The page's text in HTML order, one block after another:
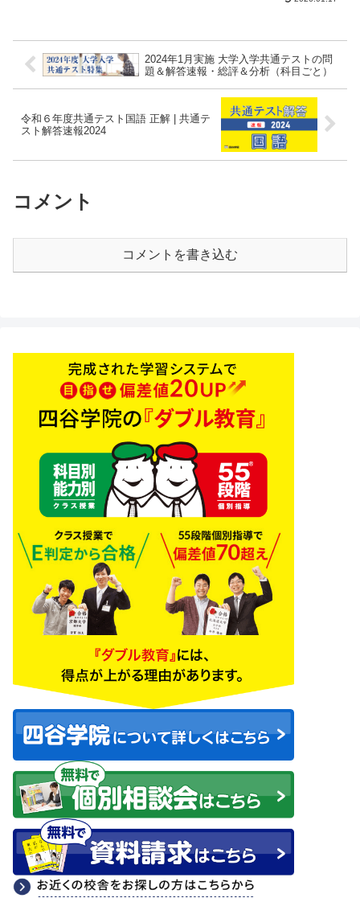
2024年1月実施 大学入学共通テストの問
題＆解答速報・総評＆分析（科目ごと）
令和６年度共通テスト国語 正解 | 共通テ
スト解答速報2024
コメント
コメントを書き込む